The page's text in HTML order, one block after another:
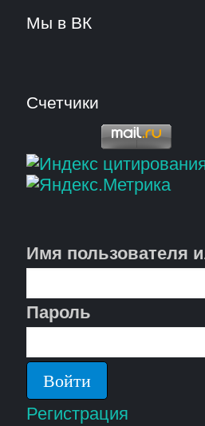
Мы в ВК
Счетчики
Имя пользователя
Пароль
Регистрация